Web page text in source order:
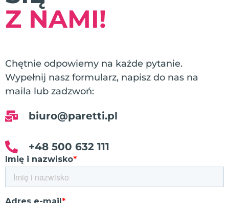
Z NAMI!
Chętnie odpowiemy na każde pytanie.
Wypełnij nasz formularz, napisz do nas na
maila lub zadzwoń:
biuro@paretti.pl
+48 500 632 111